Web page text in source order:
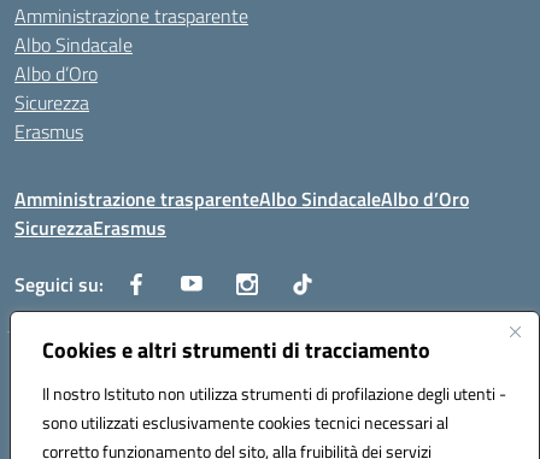
Cookies e altri strumenti di tracciamento
Il nostro Istituto non utilizza strumenti di profilazione degli utenti -
sono utilizzati esclusivamente cookies tecnici necessari al
corretto funzionamento del sito, alla fruibilità dei servizi
Amministrazione trasparente
Albo Sindacale
Albo d’Oro
Sicurezza
Erasmus
Amministrazione trasparenteAlbo SindacaleAlbo d’Oro
SicurezzaErasmus
Seguici su:
Centralino:0885.426034 Email:FGTD02000P@istruzione.it
Posta elettronica certificata (PEC):fgtd02000p@pec.istruzione.it